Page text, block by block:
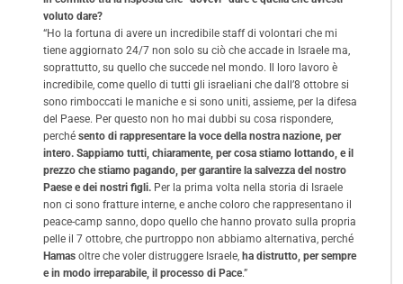
voluto dare?
“Ho la fortuna di avere un incredibile staff di volontari che mi
tiene aggiornato 24/7 non solo su ciò che accade in Israele ma,
soprattutto, su quello che succede nel mondo. Il loro lavoro è
incredibile, come quello di tutti gli israeliani che dall’8 ottobre si
sono rimboccati le maniche e si sono uniti, assieme, per la difesa
del Paese. Per questo non ho mai dubbi su cosa rispondere,
perché sento di rappresentare la voce della nostra nazione, per
intero. Sappiamo tutti, chiaramente, per cosa stiamo lottando, e il
prezzo che stiamo pagando, per garantire la salvezza del nostro
Paese e dei nostri figli. Per la prima volta nella storia di Israele
non ci sono fratture interne, e anche coloro che rappresentano il
peace-camp sanno, dopo quello che hanno provato sulla propria
pelle il 7 ottobre, che purtroppo non abbiamo alternativa, perché
Hamas oltre che voler distruggere Israele, ha distrutto, per sempre
e in modo irreparabile, il processo di Pace.”